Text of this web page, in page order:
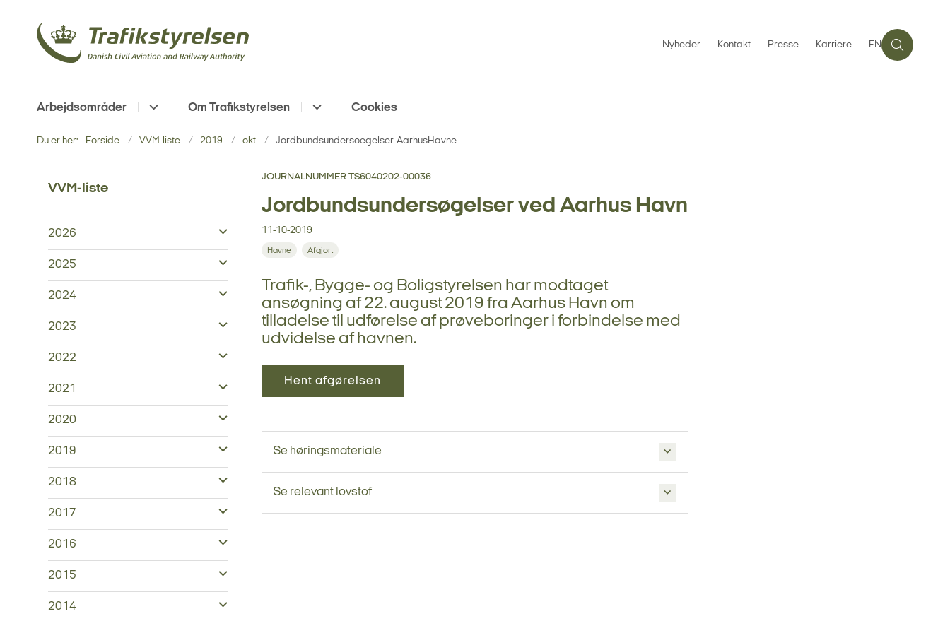
Nyheder Kontakt Presse Karriere EN
Arbejdsområder Om Trafikstyrelsen Cookies
Du er her: Forside VVM-liste 2019 okt Jordbundsundersoegelser-AarhusHavne
VVM-liste
2026
2025
2024
2023
2022
2021
2020
2019
2018
2017
2016
2015
2014
JOURNALNUMMER TS6040202-00036
Jordbundsundersøgelser ved Aarhus Havn
11-10-2019
Havne Afgjort
Trafik-, Bygge- og Boligstyrelsen har modtaget
ansøgning af 22. august 2019 fra Aarhus Havn om
tilladelse til udførelse af prøveboringer i forbindelse med
udvidelse af havnen.
Hent afgørelsen
Se høringsmateriale
Se relevant lovstof